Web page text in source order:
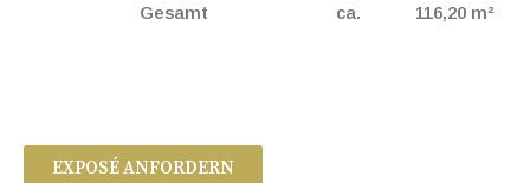
Gesamt ca. 116,20 m²
EXPOSÉ ANFORDERN